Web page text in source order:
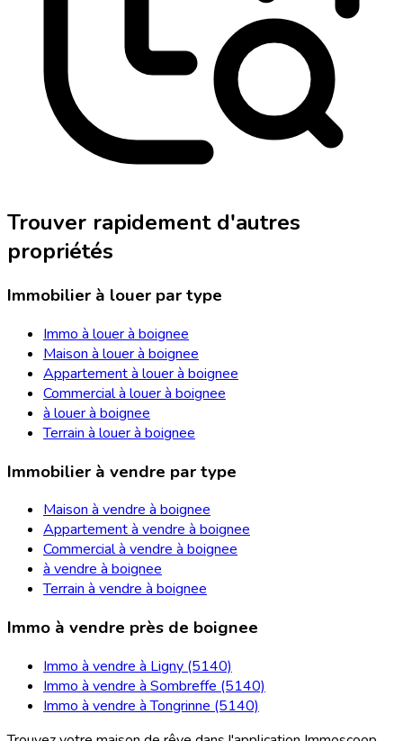
Trouver rapidement d'autres
propriétés
Immobilier à louer par type
Immo à louer à boignee
Maison à louer à boignee
Appartement à louer à boignee
Commercial à louer à boignee
à louer à boignee
Terrain à louer à boignee
Immobilier à vendre par type
Maison à vendre à boignee
Appartement à vendre à boignee
Commercial à vendre à boignee
à vendre à boignee
Terrain à vendre à boignee
Immo à vendre près de boignee
Immo à vendre à Ligny (5140)
Immo à vendre à Sombreffe (5140)
Immo à vendre à Tongrinne (5140)